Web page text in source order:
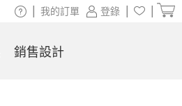
登錄
我的訂單
銷售設計